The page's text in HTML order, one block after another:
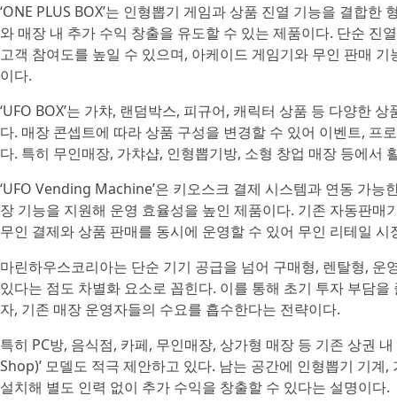
‘ONE PLUS BOX’는 인형뽑기 게임과 상품 진열 기능을 결합
와 매장 내 추가 수익 창출을 유도할 수 있는 제품이다. 단순 진
고객 참여도를 높일 수 있으며, 아케이드 게임기와 무인 판매
이다.
‘UFO BOX’는 가챠, 랜덤박스, 피규어, 캐릭터 상품 등 다양한
다. 매장 콘셉트에 따라 상품 구성을 변경할 수 있어 이벤트, 프
다. 특히 무인매장, 가챠샵, 인형뽑기방, 소형 창업 매장 등에서
‘UFO Vending Machine’은 키오스크 결제 시스템과 연동 가능
장 기능을 지원해 운영 효율성을 높인 제품이다. 기존 자동판매
무인 결제와 상품 판매를 동시에 운영할 수 있어 무인 리테일
마린하우스코리아는 단순 기기 공급을 넘어 구매형, 렌탈형, 운
있다는 점도 차별화 요소로 꼽힌다. 이를 통해 초기 투자 부담
자, 기존 매장 운영자들의 수요를 흡수한다는 전략이다.
특히 PC방, 음식점, 카페, 무인매장, 상가형 매장 등 기존 상권
Shop)’ 모델도 적극 제안하고 있다. 남는 공간에 인형뽑기 기계
설치해 별도 인력 없이 추가 수익을 창출할 수 있다는 설명이다.